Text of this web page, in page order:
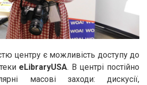
центру є можливість доступу до
eLibraryUSA. В центрі постійно
масові заходи: дискусії,